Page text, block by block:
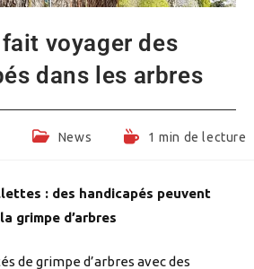
voyager des
dans les arbres
PostNews
Temps1 min de lecture
: des handicapés peuvent
grimpe d’arbres
de grimpe d’arbres avec des